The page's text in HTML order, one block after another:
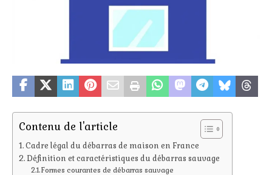
Contenu de l'article
Cadre légal du débarras de maison en France
Définition et caractéristiques du débarras sauvage
Formes courantes de débarras sauvage